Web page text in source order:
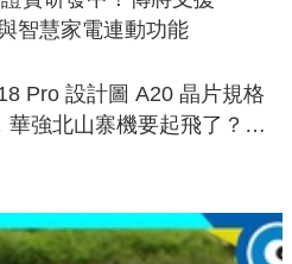
智慧家電連動功能
Pro 設計圖 A20 晶片規格
華強北山寨機要起飛了？專